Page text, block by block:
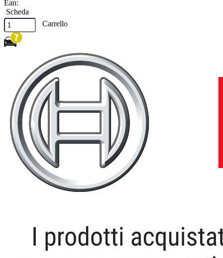
Ean:
Scheda
Carrello